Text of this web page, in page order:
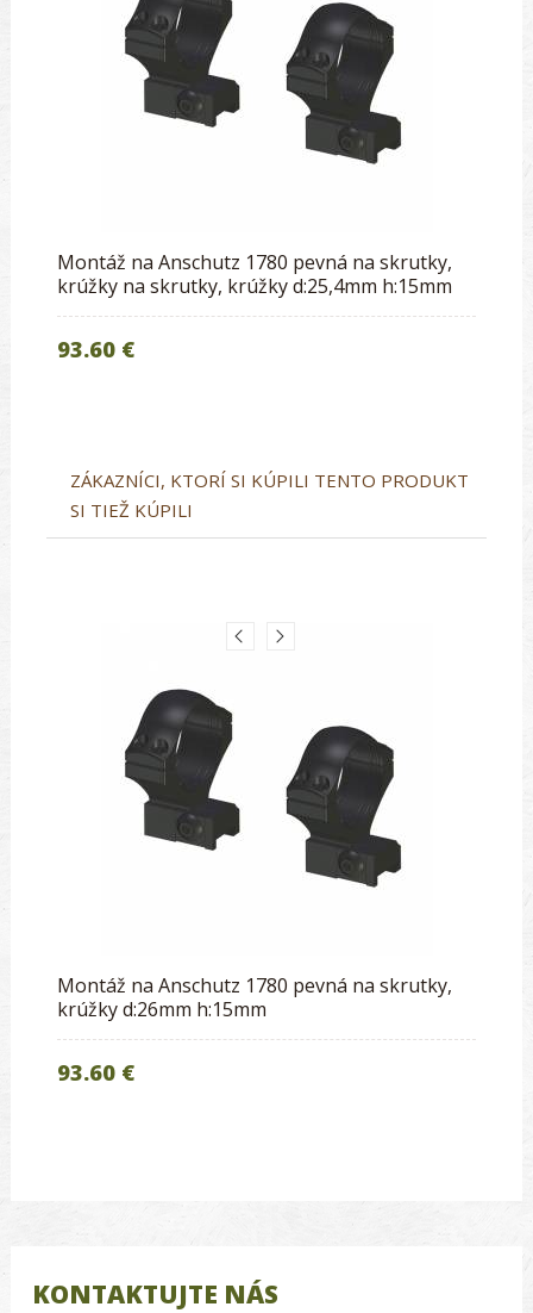
Montáž na Anschutz 1780 pevná na skrutky,
krúžky na skrutky, krúžky d:25,4mm h:15mm
93.60 €
ZÁKAZNÍCI, KTORÍ SI KÚPILI TENTO PRODUKT
SI TIEŽ KÚPILI
Montáž na Anschutz 1780 pevná na skrutky,
krúžky d:26mm h:15mm
93.60 €
KONTAKTUJTE NÁS